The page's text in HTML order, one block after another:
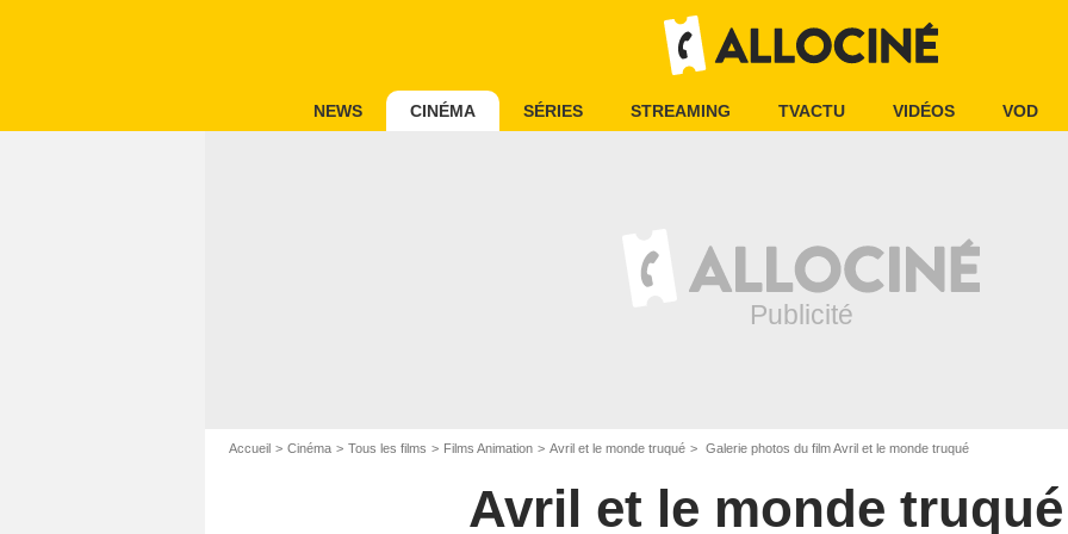
NEWS CINÉMA SÉRIES STREAMING TVACTU VIDÉOS VOD
Accueil Cinéma Tous les films Films Animation Avril et le monde truqué Galerie photos du film Avril et le monde truqué
Avril et le monde truqué